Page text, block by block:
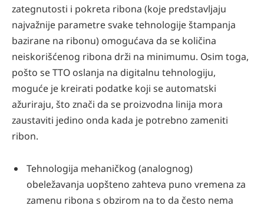
zategnutosti i pokreta ribona (koje predstavljaju
najvažnije parametre svake tehnologije štampanja
bazirane na ribonu) omogućava da se količina
neiskorišćenog ribona drži na minimumu. Osim toga,
pošto se TTO oslanja na digitalnu tehnologiju,
moguće je kreirati podatke koji se automatski
ažuriraju, što znači da se proizvodna linija mora
zaustaviti jedino onda kada je potrebno zameniti
ribon.
Tehnologija mehaničkog (analognog)
obeležavanja uopšteno zahteva puno vremena za
zamenu ribona s obzirom na to da često nema